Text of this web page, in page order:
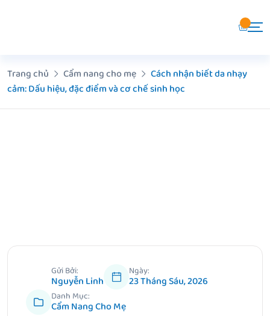
Trang chủ
Cẩm nang cho mẹ
Cách nhận biết da nhạy
cảm: Dấu hiệu, đặc điểm và cơ chế sinh học
Gửi Bởi:
Nguyễn Linh
Ngày:
23 Tháng Sáu, 2026
Danh Mục:
Cẩm Nang Cho Mẹ